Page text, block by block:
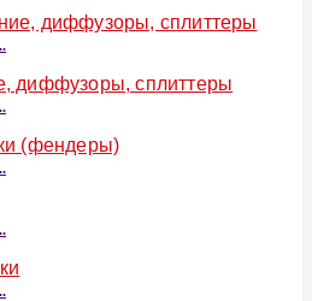
диффузоры, сплиттеры
диффузоры, сплиттеры
(фендеры)